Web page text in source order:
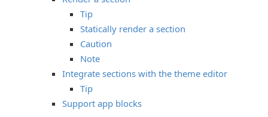
Tip
Statically render a section
Caution
Note
Integrate sections with the theme editor
Tip
Support app blocks